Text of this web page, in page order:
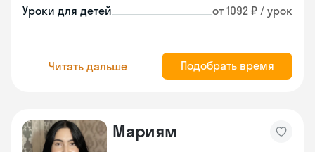
Уроки для детей от 1092 ₽ / урок
Читать дальше Подобрать время
Мариям